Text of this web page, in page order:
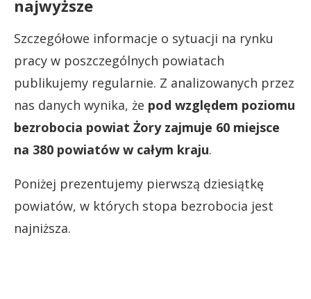
najwyższe
Szczegółowe informacje o sytuacji na rynku
pracy w poszczególnych powiatach
publikujemy regularnie. Z analizowanych przez
nas danych wynika, że pod względem poziomu
bezrobocia powiat Żory zajmuje 60 miejsce
na 380 powiatów w całym kraju.
Poniżej prezentujemy pierwszą dziesiątkę
powiatów, w których stopa bezrobocia jest
najniższa.